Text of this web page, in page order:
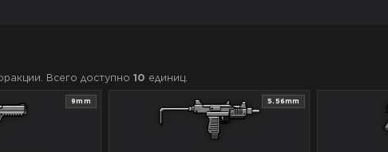
Всего доступно 10 единиц.
9mm 5.56mm